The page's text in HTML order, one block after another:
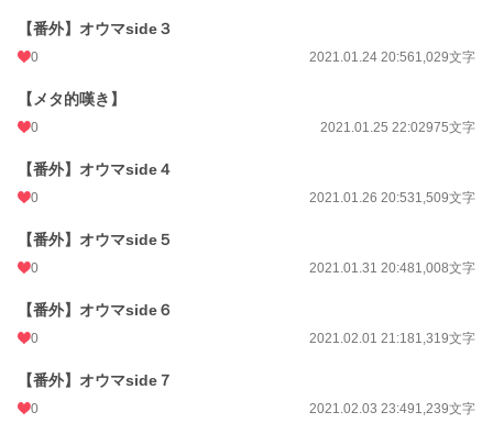
【番外】オウマside３
0 2021.01.24 20:561,029文字
【メタ的嘆き】
0 2021.01.25 22:02975文字
【番外】オウマside４
0 2021.01.26 20:531,509文字
【番外】オウマside５
0 2021.01.31 20:481,008文字
【番外】オウマside６
0 2021.02.01 21:181,319文字
【番外】オウマside７
0 2021.02.03 23:491,239文字